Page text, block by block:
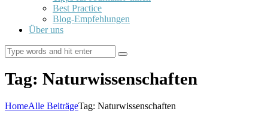
Best Practice
Blog-Empfehlungen
Über uns
Tag: Naturwissenschaften
HomeAlle BeiträgeTag: Naturwissenschaften